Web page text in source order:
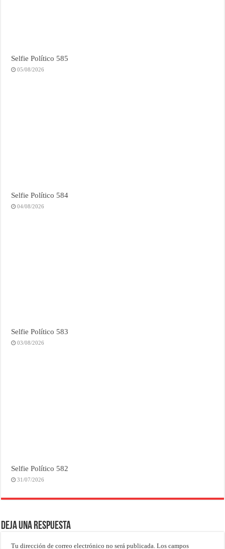
Selfie Político 585
05/08/2026
Selfie Político 584
04/08/2026
Selfie Político 583
03/08/2026
Selfie Político 582
31/07/2026
Deja una respuesta
Tu dirección de correo electrónico no será publicada. Los campos